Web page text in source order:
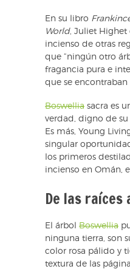
En su libro
World, Juliet Highet
incienso de otras
que “ningún otro
fragancia pura e
que se encontraban
Boswellia sacra es
verdad, digno de
Es más, Young
singular
los primeros
incienso en Omán,
De las raíces
El árbol Boswellia
ninguna tierra, son
color rosa pálido y
textura de las